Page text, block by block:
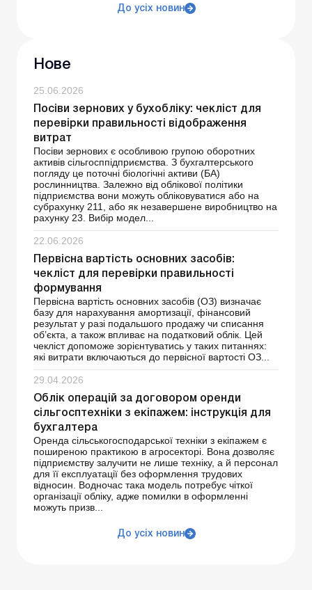
До усіх новин
Нове
25.06.2026
Посіви зернових у бухобліку: чекліст для
перевірки правильності відображення
витрат
Посіви зернових є особливою групою оборотних
активів сільгосппідприємства. З бухгалтерського
погляду це поточні біологічні активи (БА)
рослинництва. Залежно від облікової політики
підприємства вони можуть обліковуватися або на
субрахунку 211, або як незавершене виробництво на
рахунку 23. Вибір модел...
22.06.2026
Первісна вартість основних засобів:
чекліст для перевірки правильності
формування
Первісна вартість основних засобів (ОЗ) визначає
базу для нарахування амортизації, фінансовий
результат у разі подальшого продажу чи списання
об’єкта, а також впливає на податковий облік. Цей
чекліст допоможе зорієнтуватись у таких питаннях:
які витрати включаються до первісної вартості ОЗ...
29.04.2026
Облік операцій за договором оренди
сільгосптехніки з екіпажем: інструкція для
бухгалтера
Оренда сільськогосподарської техніки з екіпажем є
поширеною практикою в агросекторі. Вона дозволяє
підприємству залучити не лише техніку, а й персонал
для її експлуатації без оформлення трудових
відносин. Водночас така модель потребує чіткої
організації обліку, адже помилки в оформленні
можуть призв...
До усіх новин